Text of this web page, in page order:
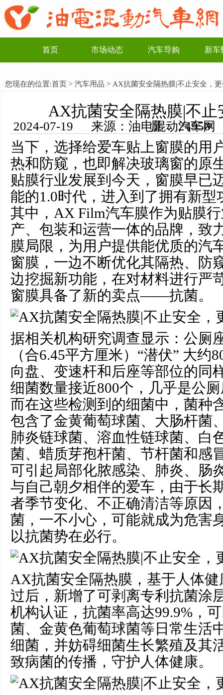
首页 市场动态 汽车导购 新车
您现在的位置:首页 > 汽车用品 > AX抗菌安全隔热膜|不止安全，
AX抗菌安全隔热膜|不止
2024-07-19 来源：油电混动汽车网 编辑：李一博 浏览量： 24950
当下，选择给爱车贴上窗膜的用
热和防窥，也即解决玻璃窗的原
贴膜行业发展到今天，窗膜早已
能的1.0时代，进入到了拥有新型
其中，AX Film汽车膜作为贴膜
产、包装和运营一体的品牌，致
膜局限，为用户提供能优质的汽
窗膜，一边不断优化其隔热、防
边挖掘新功能，在对材料进行严
窗膜具备了新的卖点——抗菌。
据相关机构研究调查显示：公厕
（合6.45平方厘米）“潜伏” 大约
向盘、变速杆和后座等部位的同
细菌数量接近800个，几乎是公
而在这些检测到的细菌中，菌种
包含了金黄葡萄球菌、大肠杆菌
肺炎链球菌、溶血性链球菌、白
菌、蜡质芽孢杆菌、节杆菌和感
可引起局部化脓感染、肺炎、肠
与自己朝夕相伴的爱车，由于长
者季节变化、不正确清洁等原因
菌，一不小心，可能就成为危害
以抗菌势在必行。
AX抗菌安全隔热膜，基于人体
过后，新增了可剥离专利抗菌涂
机构认证，抗菌率高达99.9%，
菌、金黄色葡萄球菌等日常生活
细菌，并妨碍细菌生长繁殖及其
致病菌的传播，守护人体健康。